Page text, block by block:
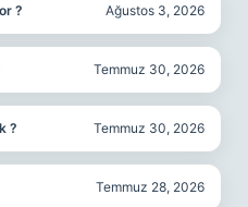
? Ağustos 3, 2026
Temmuz 30, 2026
? Temmuz 30, 2026
Temmuz 28, 2026